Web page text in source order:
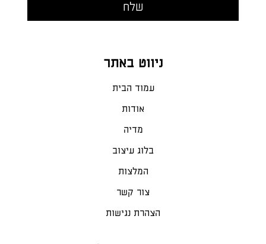
ניווט באתר
עמוד הבית
אודות
מדיה
בלוג עיצוב
המלצות
צור קשר
הצהרת נגישות